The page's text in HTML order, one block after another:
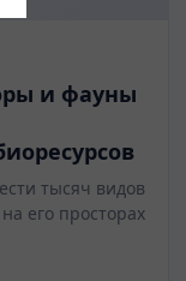
и фауны
тысяч видов
его просторах